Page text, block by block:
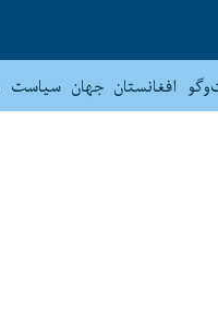
افغانستان جهان سیاست